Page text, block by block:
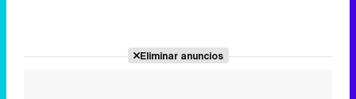
Eliminar anuncios